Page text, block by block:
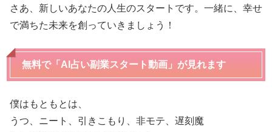
さあ、新しいあなたの人生のスタートです。一緒に、幸せ
で満ちた未来を創っていきましょう！
無料で「AI占い副業スタート動画」が見れます
僕はもともとは、
うつ、ニート、引きこもり、非モテ、遅刻魔